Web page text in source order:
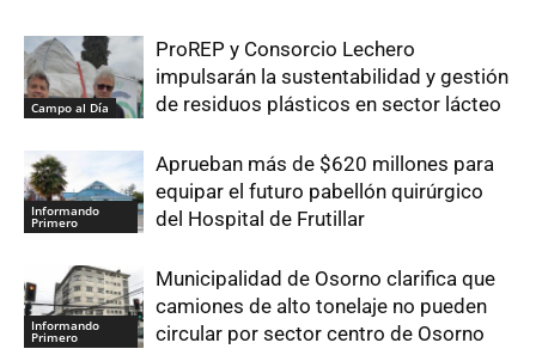
Campo al Día
ProREP y Consorcio Lechero
impulsarán la sustentabilidad y gestión
de residuos plásticos en sector lácteo
Informando
Primero
Aprueban más de $620 millones para
equipar el futuro pabellón quirúrgico
del Hospital de Frutillar
Informando
Primero
Municipalidad de Osorno clarifica que
camiones de alto tonelaje no pueden
circular por sector centro de Osorno